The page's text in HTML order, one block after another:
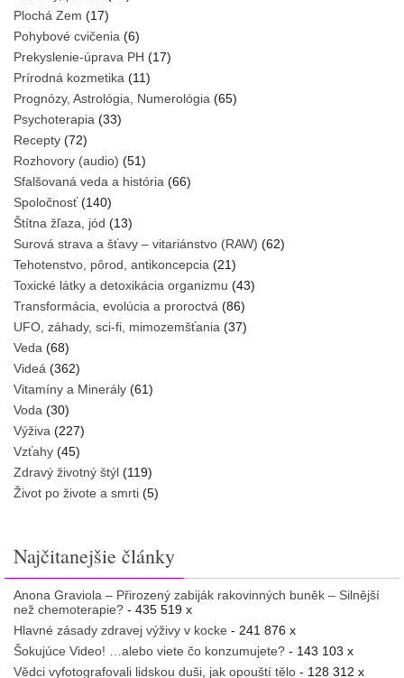
Plochá Zem (17)
Pohybové cvičenia (6)
Prekyslenie-úprava PH (17)
Prírodná kozmetika (11)
Prognózy, Astrológia, Numerológia (65)
Psychoterapia (33)
Recepty (72)
Rozhovory (audio) (51)
Sfalšovaná veda a história (66)
Spoločnosť(140)
Štítna žľaza, jód (13)
Surová strava a šťavy – vitariánstvo (RAW) (62)
Tehotenstvo, pôrod, antikoncepcia (21)
Toxické látky a detoxikácia organizmu (43)
Transformácia, evolúcia a proroctvá (86)
UFO, záhady, sci-fi, mimozemšťania (37)
Veda (68)
Videá (362)
Vitamíny a Minerály (61)
Voda (30)
Výživa (227)
Vzťahy (45)
Zdravý životný štýl (119)
Život po živote a smrti (5)
Najčitanejšie články
Anona Graviola – Přirozený zabiják rakovinných buněk – Silnější
než chemoterapie? - 435 519 x
Hlavné zásady zdravej výživy v kocke - 241 876 x
Šokujúce Video! …alebo viete čo konzumujete? - 143 103 x
Vědci vyfotografovali lidskou duši, jak opouští tělo - 128 312 x